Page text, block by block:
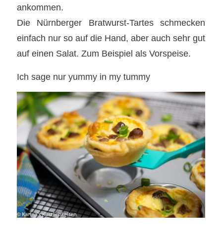
ankommen.
Die Nürnberger Bratwurst-Tartes schmecken
einfach nur so auf die Hand, aber auch sehr gut
auf einen Salat. Zum Beispiel als Vorspeise.
Ich sage nur yummy in my tummy